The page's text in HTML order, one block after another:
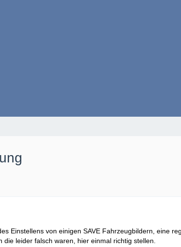
Einstellens von einigen SAVE Fahrzeugbildern, eine
die leider falsch waren, hier einmal richtig stellen.